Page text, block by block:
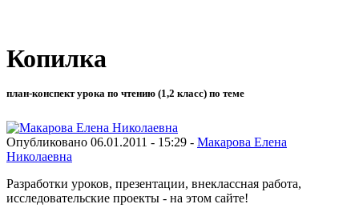
Копилка
план-конспект урока по чтению (1,2 класс) по теме
Опубликовано 06.01.2011 - 15:29 - Макарова Елена
Николаевна
Разработки уроков, презентации, внеклассная работа,
исследовательские проекты - на этом сайте!